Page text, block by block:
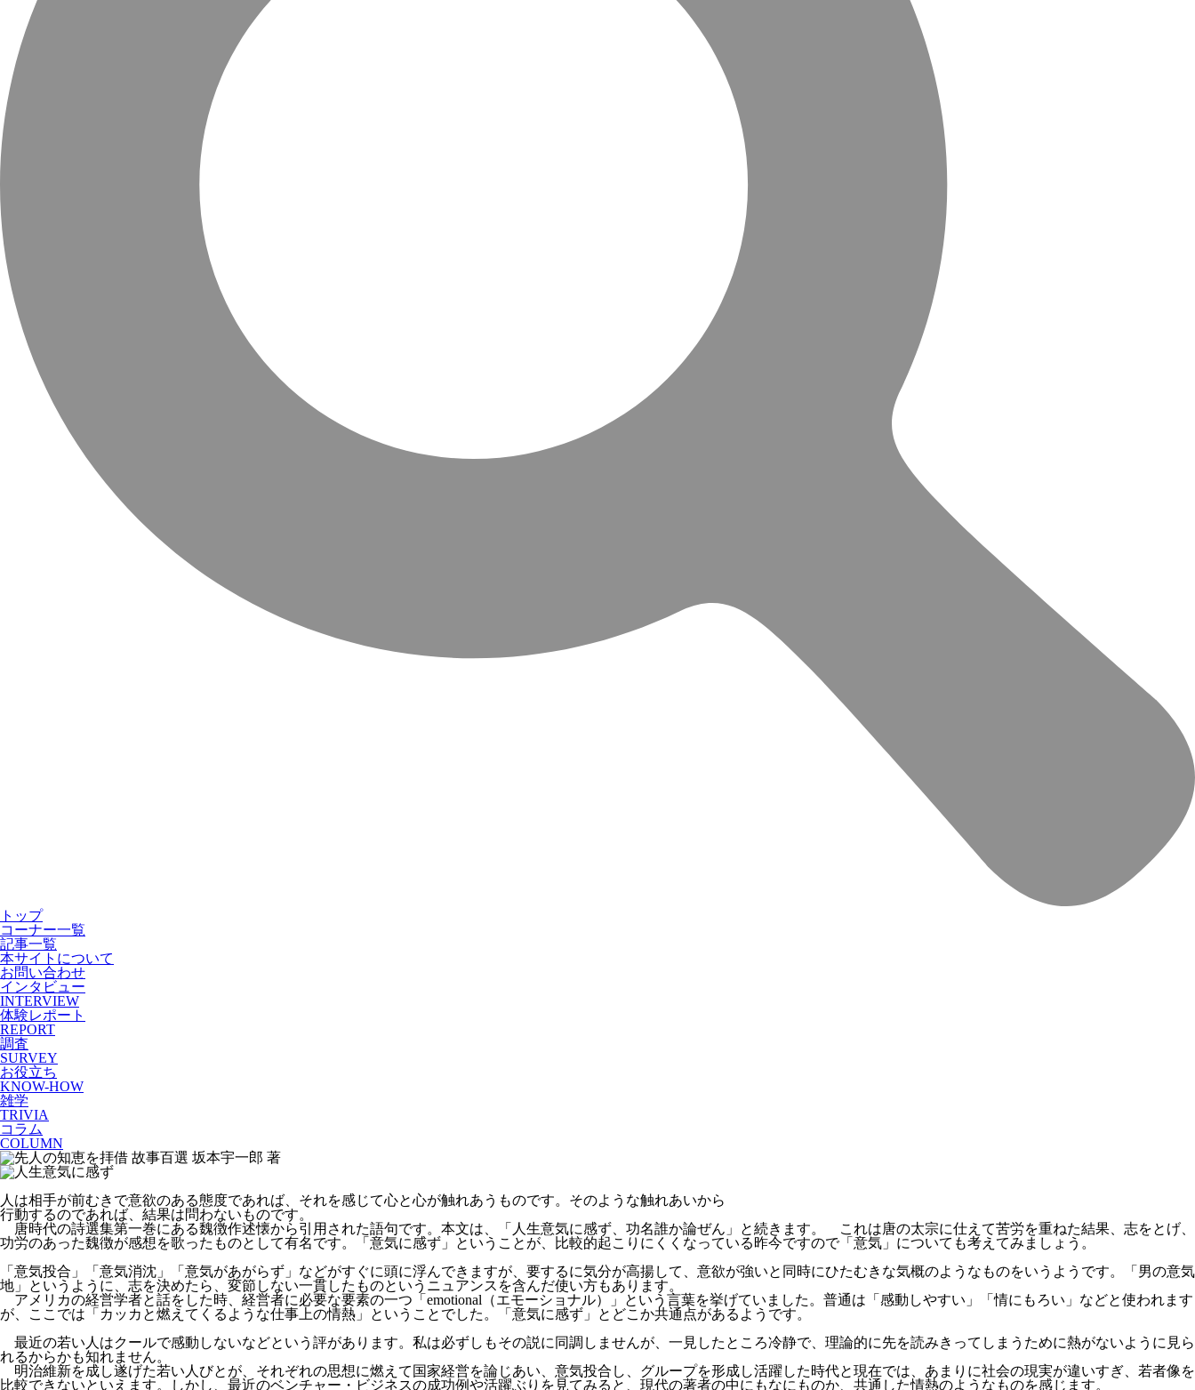
トップ
コーナー一覧
記事一覧
本サイトについて
お問い合わせ
インタビュー
INTERVIEW
体験レポート
REPORT
調査
SURVEY
お役立ち
KNOW-HOW
雑学
TRIVIA
コラム
COLUMN
人は相手が前むきで意欲のある態度であれば、それを感じて心と心が触れあうものです。そのような触れあいから
行動するのであれば、結果は問わないものです。
唐時代の詩選集第一巻にある魏徴作述懐から引用された語句です。本文は、「人生意気に感ず、功名誰か論ぜん」と続きます。 これは唐の太宗に仕えて苦労を重ねた結果、志をとげ、
功労のあった魏徴が感想を歌ったものとして有名です。「意気に感ず」ということが、比較的起こりにくくなっている昨今ですので「意気」についても考えてみましょう。
「意気投合」「意気消沈」「意気があがらず」などがすぐに頭に浮んできますが、要するに気分が高揚して、意欲が強いと同時にひたむきな気概のようなものをいうようです。「男の意気
地」というように、志を決めたら、変節しない一貫したものというニュアンスを含んだ使い方もあります。
アメリカの経営学者と話をした時、経営者に必要な要素の一つ「emotional（エモーショナル）」という言葉を挙げていました。普通は「感動しやすい」「情にもろい」などと使われます
が、ここでは「カッカと燃えてくるような仕事上の情熱」ということでした。「意気に感ず」とどこか共通点があるようです。
最近の若い人はクールで感動しないなどという評があります。私は必ずしもその説に同調しませんが、一見したところ冷静で、理論的に先を読みきってしまうために熱がないように見ら
れるからかも知れません。
明治維新を成し遂げた若い人びとが、それぞれの思想に燃えて国家経営を論じあい、意気投合し、グループを形成し活躍した時代と現在では、あまりに社会の現実が違いすぎ、若者像を
比較できないといえます。しかし、最近のベンチャー・ビジネスの成功例や活躍ぶりを見てみると、現代の著者の中にもなにものか、共通した情熱のようなものを感じます。